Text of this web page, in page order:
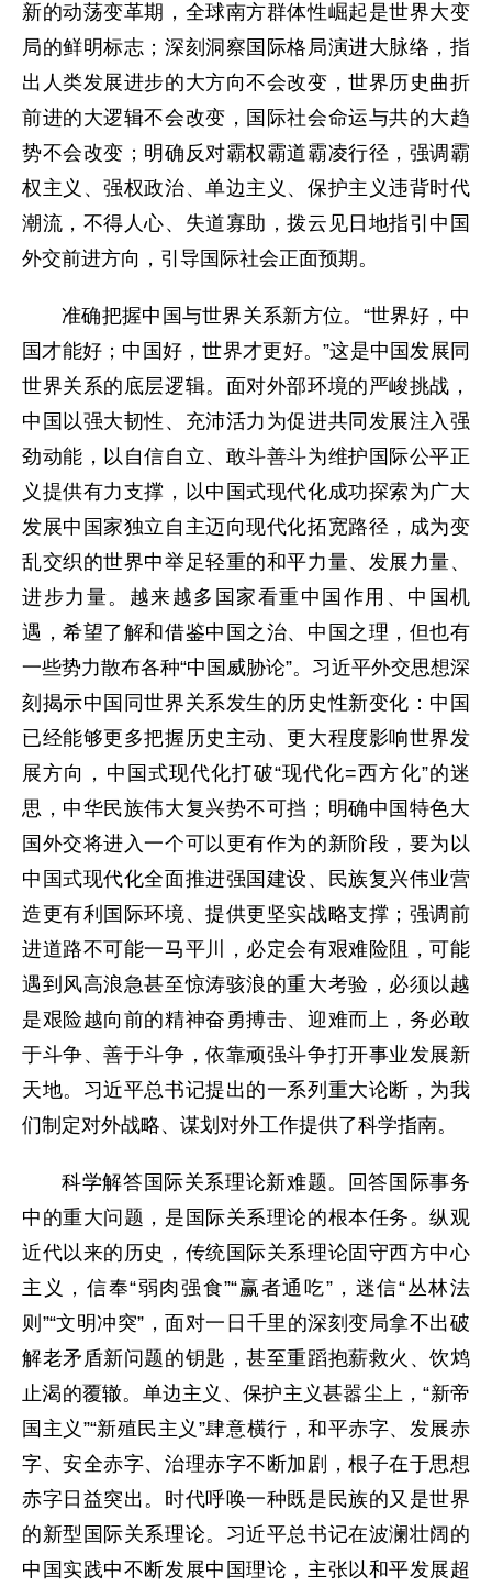
新的动荡变革期，全球南方群体性崛起是世界大变
局的鲜明标志；深刻洞察国际格局演进大脉络，指
出人类发展进步的大方向不会改变，世界历史曲折
前进的大逻辑不会改变，国际社会命运与共的大趋
势不会改变；明确反对霸权霸道霸凌行径，强调霸
权主义、强权政治、单边主义、保护主义违背时代
潮流，不得人心、失道寡助，拨云见日地指引中国
外交前进方向，引导国际社会正面预期。
准确把握中国与世界关系新方位。“世界好，中
国才能好；中国好，世界才更好。”这是中国发展同
世界关系的底层逻辑。面对外部环境的严峻挑战，
中国以强大韧性、充沛活力为促进共同发展注入强
劲动能，以自信自立、敢斗善斗为维护国际公平正
义提供有力支撑，以中国式现代化成功探索为广大
发展中国家独立自主迈向现代化拓宽路径，成为变
乱交织的世界中举足轻重的和平力量、发展力量、
进步力量。越来越多国家看重中国作用、中国机
遇，希望了解和借鉴中国之治、中国之理，但也有
一些势力散布各种“中国威胁论”。习近平外交思想深
刻揭示中国同世界关系发生的历史性新变化：中国
已经能够更多把握历史主动、更大程度影响世界发
展方向，中国式现代化打破“现代化=西方化”的迷
思，中华民族伟大复兴势不可挡；明确中国特色大
国外交将进入一个可以更有作为的新阶段，要为以
中国式现代化全面推进强国建设、民族复兴伟业营
造更有利国际环境、提供更坚实战略支撑；强调前
进道路不可能一马平川，必定会有艰难险阻，可能
遇到风高浪急甚至惊涛骇浪的重大考验，必须以越
是艰险越向前的精神奋勇搏击、迎难而上，务必敢
于斗争、善于斗争，依靠顽强斗争打开事业发展新
天地。习近平总书记提出的一系列重大论断，为我
们制定对外战略、谋划对外工作提供了科学指南。
科学解答国际关系理论新难题。回答国际事务
中的重大问题，是国际关系理论的根本任务。纵观
近代以来的历史，传统国际关系理论固守西方中心
主义，信奉“弱肉强食”“赢者通吃”，迷信“丛林法
则”“文明冲突”，面对一日千里的深刻变局拿不出破
解老矛盾新问题的钥匙，甚至重蹈抱薪救火、饮鸩
止渴的覆辙。单边主义、保护主义甚嚣尘上，“新帝
国主义”“新殖民主义”肆意横行，和平赤字、发展赤
字、安全赤字、治理赤字不断加剧，根子在于思想
赤字日益突出。时代呼唤一种既是民族的又是世界
的新型国际关系理论。习近平总书记在波澜壮阔的
中国实践中不断发展中国理论，主张以和平发展超